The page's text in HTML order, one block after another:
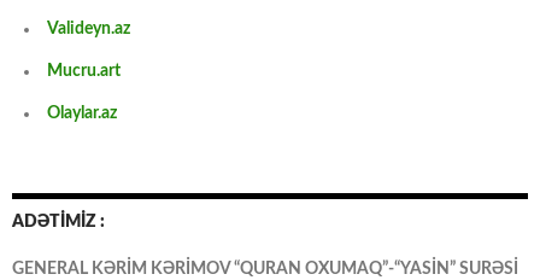
Valideyn.az
Mucru.art
Olaylar.az
ADƏTİMİZ :
GENERAL KƏRİM KƏRİMOV “QURAN OXUMAQ”-“YASİN” SURƏSİ